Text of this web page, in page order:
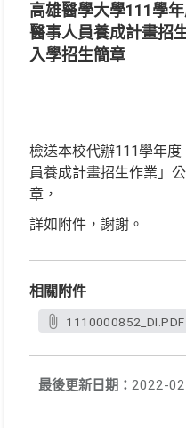
高雄醫學大學111學
醫事人員養成計畫招
入學招生簡章
檢送本校代辦111學年
員養成計畫招生作業」
章，
詳如附件，謝謝。
相關附件
1110000852_DI.PDF
最後更新日期： 2022-